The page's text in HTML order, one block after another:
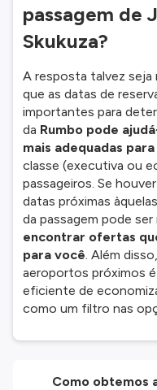
passagem de
Skukuza?
A resposta talvez seja
que as datas de
importantes para
da Rumbo pode
mais adequadas
classe (executiva ou
passageiros. Se
datas próximas
da passagem pode ser
encontrar ofertas
para você. Além
aeroportos próximos é
eficiente de
como um filtro nas
Como obtemos